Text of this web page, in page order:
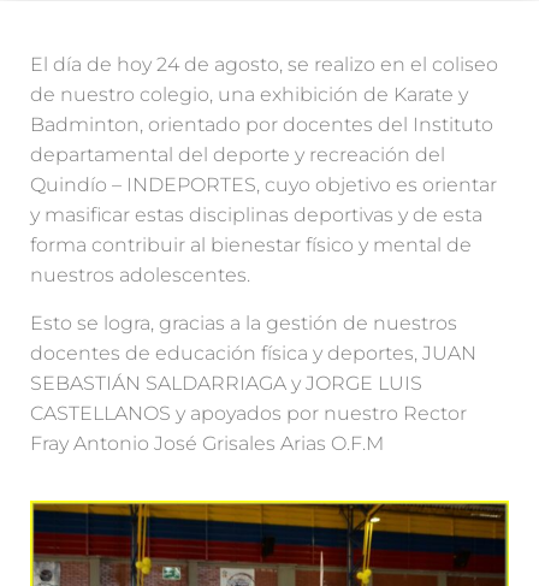
El día de hoy 24 de agosto, se realizo en el coliseo
de nuestro colegio, una exhibición de Karate y
Badminton, orientado por docentes del Instituto
departamental del deporte y recreación del
Quindío – INDEPORTES, cuyo objetivo es orientar
y masificar estas disciplinas deportivas y de esta
forma contribuir al bienestar físico y mental de
nuestros adolescentes.
Esto se logra, gracias a la gestión de nuestros
docentes de educación física y deportes, JUAN
SEBASTIÁN SALDARRIAGA y JORGE LUIS
CASTELLANOS y apoyados por nuestro Rector
Fray Antonio José Grisales Arias O.F.M